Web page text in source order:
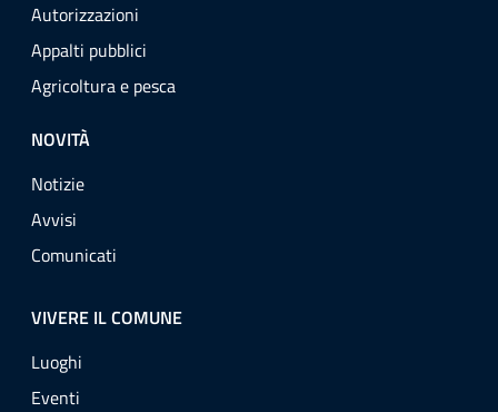
Autorizzazioni
Appalti pubblici
Agricoltura e pesca
NOVITÀ
Notizie
Avvisi
Comunicati
VIVERE IL COMUNE
Luoghi
Eventi